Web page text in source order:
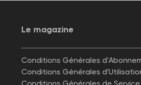
Le magazine
Conditions Générales
Conditions Générales